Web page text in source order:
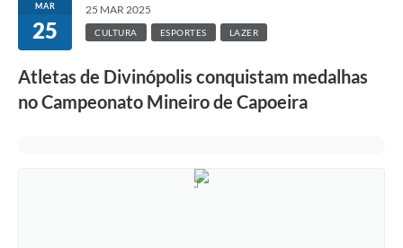
MAR
25
25 MAR 2025
CULTURA ESPORTES LAZER
Atletas de Divinópolis conquistam medalhas
no Campeonato Mineiro de Capoeira